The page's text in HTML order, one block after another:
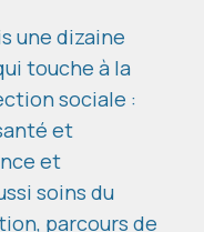
une dizaine
touche à la
sociale :
et
et
soins du
parcours de